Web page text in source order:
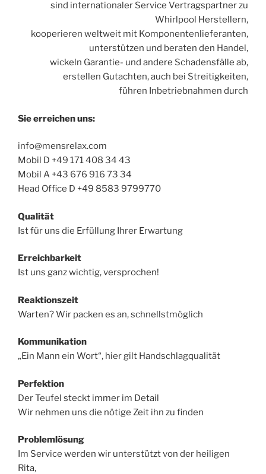
sind internationaler Service Vertragspartner zu
Whirlpool Herstellern,
kooperieren weltweit mit Komponentenlieferanten,
unterstützen und beraten den Handel,
wickeln Garantie- und andere Schadensfälle ab,
erstellen Gutachten, auch bei Streitigkeiten,
führen Inbetriebnahmen durch
Sie erreichen uns:
info@mensrelax.com
Mobil D +49 171 408 34 43
Mobil A +43 676 916 73 34
Head Office D +49 8583 9799770
Qualität
Ist für uns die Erfüllung Ihrer Erwartung
Erreichbarkeit
Ist uns ganz wichtig, versprochen!
Reaktionszeit
Warten? Wir packen es an, schnellstmöglich
Kommunikation
„Ein Mann ein Wort“, hier gilt Handschlagqualität
Perfektion
Der Teufel steckt immer im Detail
Wir nehmen uns die nötige Zeit ihn zu finden
Problemlösung
Im Service werden wir unterstützt von der heiligen
Rita,